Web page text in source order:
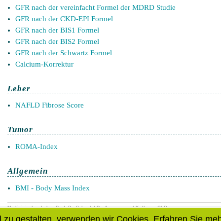
gestalten, verwenden wir Cookies. Erfahren Sie
GFR nach der vereinfacht Formel der MDRD Studie
GFR nach der CKD-EPI Formel
GFR nach der BIS1 Formel
GFR nach der BIS2 Formel
GFR nach der Schwartz Formel
Calcium-Korrektur
Leber
NAFLD Fibrose Score
Tumor
ROMA-Index
Allgemein
BMI - Body Mass Index
Medizinisches Labor Prof. Dr. Schenk / Dr. Ansorge und Kollegen GbR
© 2014 - 2025 |Datenschutzbestimmung|Sitemap|Anmelden